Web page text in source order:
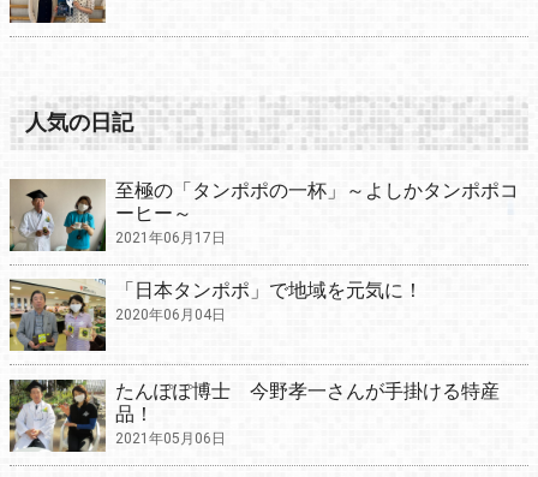
人気の日記
至極の「タンポポの一杯」～よしかタンポポコ
ーヒー～
2021年06月17日
「日本タンポポ」で地域を元気に！
2020年06月04日
たんぽぽ博士 今野孝一さんが手掛ける特産
品！
2021年05月06日